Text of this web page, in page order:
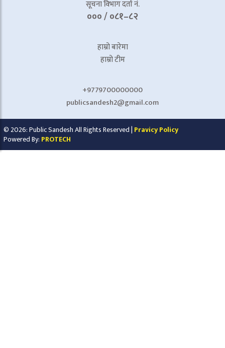
सूचना विभाग दर्ता नं.
००० / ०८१–८२
हाम्रो बारेमा
हाम्रो टीम
+9779700000000
publicsandesh2@gmail.com
© 2026: Public Sandesh All Rights Reserved | Pravicy Policy
Powered By: PROTECH